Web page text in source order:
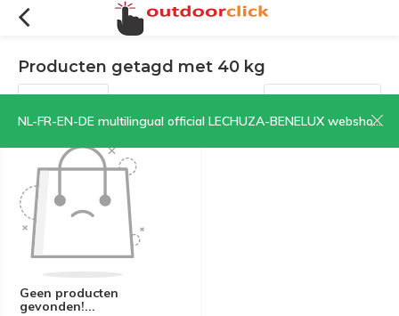
NL-FR-EN-DE multilingual official LECHUZA-BENELUX webshop | CLICK HERE NOW!
Producten getagd met 40 kg
Filters Sorteren op:
Geen producten
gevonden!...